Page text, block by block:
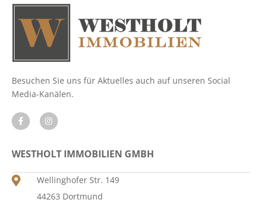
Besuchen Sie uns für Aktuelles auch auf unseren Social
Media-Kanälen.
WESTHOLT IMMOBILIEN GMBH
Wellinghofer Str. 149
44263 Dortmund